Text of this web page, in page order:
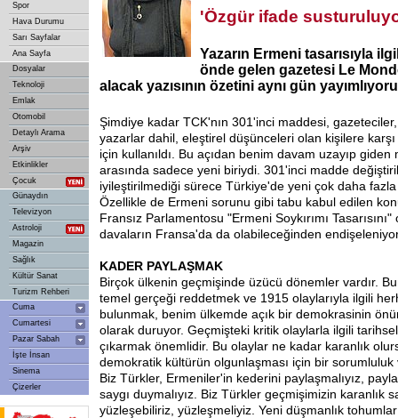
Spor
Hava Durumu
Sarı Sayfalar
Ana Sayfa
Dosyalar
Teknoloji
Emlak
Otomobil
Detaylı Arama
Arşiv
Etkinlikler
Çocuk
Günaydın
Televizyon
Astroloji
Magazin
Sağlık
Kültür Sanat
Turizm Rehberi
Cuma
Cumartesi
Pazar Sabah
İşte İnsan
Sinema
Çizerler
'Özgür ifade
Yazarın Ermeni tasarısıyla
önde gelen gazetesi Le
alacak yazısının özetini aynı gün
Şimdiye kadar TCK'nın 301'inci maddesi, gazeteciler,
yazarlar dahil, eleştirel düşünceleri olan kişilere karşı
için kullanıldı. Bu açıdan benim davam uzayıp giden
arasında sadece yeni biriydi. 301'inci madde
iyileştirilmediği sürece Türkiye'de yeni çok daha fazla
Özellikle de Ermeni sorunu gibi tabu kabul edilen
Fransız Parlamentosu "Ermeni Soykırımı
davaların Fransa'da da olabileceğinden
KADER PAYLAŞMAK
Birçok ülkenin geçmişinde üzücü dönemler vardır.
temel gerçeği reddetmek ve 1915 olaylarıyla ilgili
bulunmak, benim ülkemde açık bir demokrasinin
olarak duruyor. Geçmişteki kritik olaylarla ilgili tarihsel
çıkarmak önemlidir. Bu olaylar ne kadar karanlık
demokratik kültürün olgunlaşması için bir
Biz Türkler, Ermeniler'in kederini paylaşmalıyız,
saygı duymalıyız. Biz Türkler geçmişimizin karanlık
yüzleşebiliriz, yüzleşmeliyiz. Yeni düşmanlık